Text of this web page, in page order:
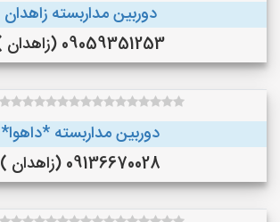
دوربین مداربسته زاهدان
09059351253 (زاهدان )
دوربین مداربسته *داهوا*
09136670028 (زاهدان )